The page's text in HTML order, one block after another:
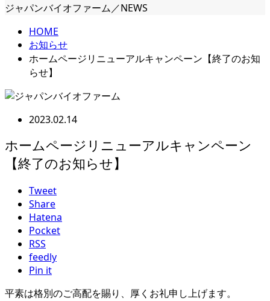
ジャパンバイオファーム／NEWS
HOME
お知らせ
ホームページリニューアルキャンペーン【終了のお知
らせ】
2023.02.14
ホームページリニューアルキャンペーン
【終了のお知らせ】
Tweet
Share
Hatena
Pocket
RSS
feedly
Pin it
平素は格別のご高配を賜り、厚くお礼申し上げます。